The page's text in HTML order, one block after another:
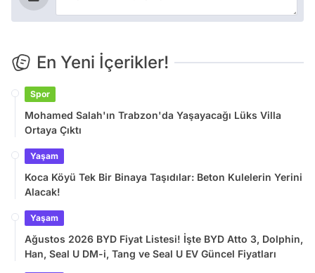
En Yeni İçerikler!
Spor
Mohamed Salah'ın Trabzon'da Yaşayacağı Lüks Villa
Ortaya Çıktı
Yaşam
Koca Köyü Tek Bir Binaya Taşıdılar: Beton Kulelerin Yerini
Alacak!
Yaşam
Ağustos 2026 BYD Fiyat Listesi! İşte BYD Atto 3, Dolphin,
Han, Seal U DM-i, Tang ve Seal U EV Güncel Fiyatları